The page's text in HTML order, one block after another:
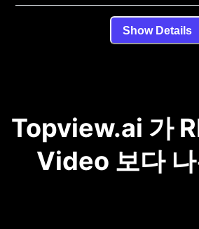
Show Details
Topview.ai 가
Video 보다